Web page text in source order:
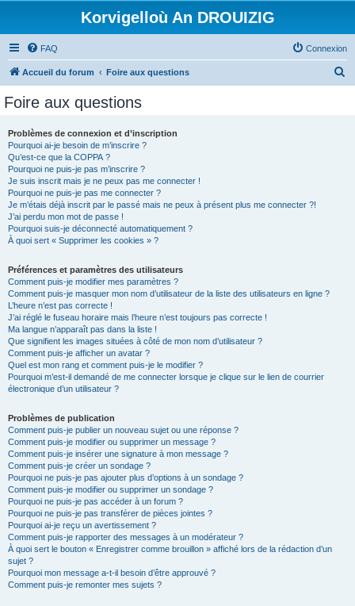
Korvigelloù An DROUIZIG
FAQ Connexion
Accueil du forum Foire aux questions
Foire aux questions
Problèmes de connexion et d’inscription
Pourquoi ai-je besoin de m’inscrire ?
Qu’est-ce que la COPPA ?
Pourquoi ne puis-je pas m’inscrire ?
Je suis inscrit mais je ne peux pas me connecter !
Pourquoi ne puis-je pas me connecter ?
Je m’étais déjà inscrit par le passé mais ne peux à présent plus me connecter ?!
J’ai perdu mon mot de passe !
Pourquoi suis-je déconnecté automatiquement ?
À quoi sert « Supprimer les cookies » ?
Préférences et paramètres des utilisateurs
Comment puis-je modifier mes paramètres ?
Comment puis-je masquer mon nom d’utilisateur de la liste des utilisateurs en ligne ?
L’heure n’est pas correcte !
J’ai réglé le fuseau horaire mais l’heure n’est toujours pas correcte !
Ma langue n’apparaît pas dans la liste !
Que signifient les images situées à côté de mon nom d’utilisateur ?
Comment puis-je afficher un avatar ?
Quel est mon rang et comment puis-je le modifier ?
Pourquoi m’est-il demandé de me connecter lorsque je clique sur le lien de courrier
électronique d’un utilisateur ?
Problèmes de publication
Comment puis-je publier un nouveau sujet ou une réponse ?
Comment puis-je modifier ou supprimer un message ?
Comment puis-je insérer une signature à mon message ?
Comment puis-je créer un sondage ?
Pourquoi ne puis-je pas ajouter plus d’options à un sondage ?
Comment puis-je modifier ou supprimer un sondage ?
Pourquoi ne puis-je pas accéder à un forum ?
Pourquoi ne puis-je pas transférer de pièces jointes ?
Pourquoi ai-je reçu un avertissement ?
Comment puis-je rapporter des messages à un modérateur ?
À quoi sert le bouton « Enregistrer comme brouillon » affiché lors de la rédaction d’un
sujet ?
Pourquoi mon message a-t-il besoin d’être approuvé ?
Comment puis-je remonter mes sujets ?